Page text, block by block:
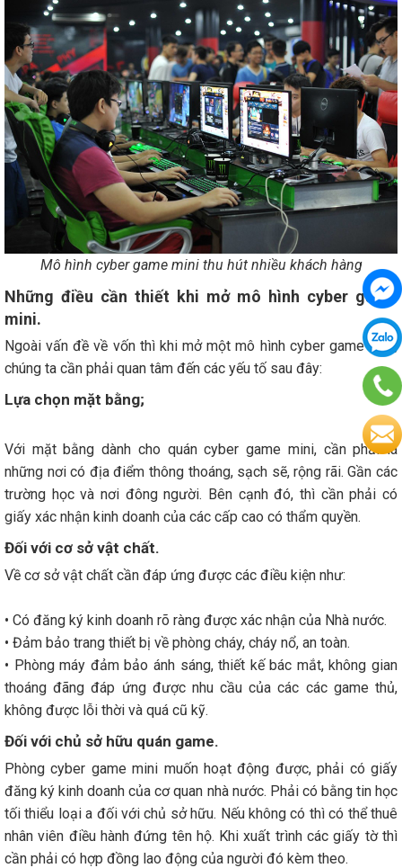
Mô hình cyber game mini thu hút nhiều khách hàng
Những điều cần thiết khi mở mô hình cyber game
mini.
Ngoài vấn đề về vốn thì khi mở một mô hình cyber game mini,
chúng ta cần phải quan tâm đến các yếu tố sau đây:
Lựa chọn mặt bằng;
Với mặt bằng dành cho quán cyber game mini, cần phải là
những nơi có địa điểm thông thoáng, sạch sẽ, rộng rãi. Gần các
trường học và nơi đông người. Bên cạnh đó, thì cần phải có
giấy xác nhận kinh doanh của các cấp cao có thẩm quyền.
Đối với cơ sở vật chất.
Về cơ sở vật chất cần đáp ứng được các điều kiện như:
• Có đăng ký kinh doanh rõ ràng được xác nhận của Nhà nước.
• Đảm bảo trang thiết bị về phòng cháy, cháy nổ, an toàn.
• Phòng máy đảm bảo ánh sáng, thiết kế bác mắt, không gian
thoáng đãng đáp ứng được nhu cầu của các các game thủ,
không được lỗi thời và quá cũ kỹ.
Đối với chủ sở hữu quán game.
Phòng cyber game mini muốn hoạt động được, phải có giấy
đăng ký kinh doanh của cơ quan nhà nước. Phải có bằng tin học
tối thiểu loại a đối với chủ sở hữu. Nếu không có thì có thể thuê
nhân viên điều hành đứng tên hộ. Khi xuất trình các giấy tờ thì
cần phải có hợp đồng lao động của người đó kèm theo.